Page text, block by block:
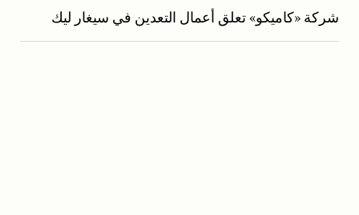
شركة «كاميكو» تعلق أعمال التعدين في سيغار ليك